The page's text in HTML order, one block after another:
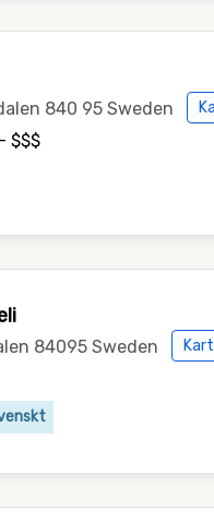
840 95 Sweden
$$$
84095 Sweden